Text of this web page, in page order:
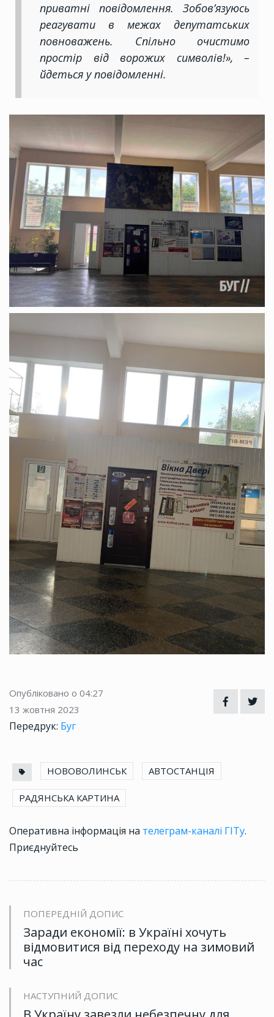
приватні повідомлення. Зобов’язуюсь
реагувати в межах депутатських
повноважень. Спільно очистимо
простір від ворожих символів!», –
йдеться у повідомленні.
Опубліковано о 04:27
13 жовтня 2023
Передрук: Буг
НОВОВОЛИНСЬК АВТОСТАНЦІЯ
РАДЯНСЬКА КАРТИНА
Оперативна інформація на телеграм-каналі ГІТу.
Приєднуйтесь
ПОПЕРЕДНІЙ ДОПИС
Заради економії: в Україні хочуть
відмовитися від переходу на зимовий
час
НАСТУПНИЙ ДОПИС